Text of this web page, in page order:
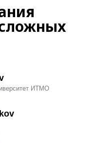
ИТМО